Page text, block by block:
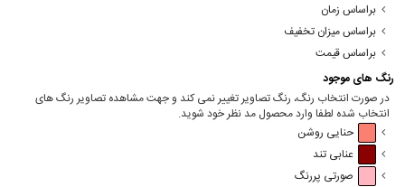
براساس زمان
براساس میزان تخفیف
براساس قیمت
رنگ های موجود
در صورت انتخاب رنگ، رنگ تصاویر تغییر نمی کند و جهت مشاهده تصاویر رنگ های
انتخاب شده لطفا وارد محصول مد نظر خود شوید.
حنایی روشن
عنابی تند
صورتی پررنگ